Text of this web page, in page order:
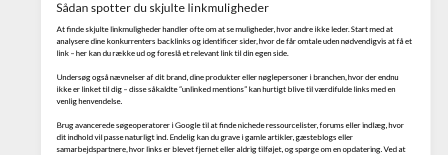
Sådan spotter du skjulte linkmuligheder
At finde skjulte linkmuligheder handler ofte om at se muligheder, hvor andre ikke leder. Start med at
analysere dine konkurrenters backlinks og identificer sider, hvor de får omtale uden nødvendigvis at få et
link – her kan du række ud og foreslå et relevant link til din egen side.
Undersøg også nævnelser af dit brand, dine produkter eller nøglepersoner i branchen, hvor der endnu
ikke er linket til dig – disse såkaldte “unlinked mentions” kan hurtigt blive til værdifulde links med en
venlig henvendelse.
Brug avancerede søgeoperatorer i Google til at finde nichede ressourcelister, forums eller indlæg, hvor
dit indhold vil passe naturligt ind. Endelig kan du grave i gamle artikler, gæsteblogs eller
samarbejdspartnere, hvor links er blevet fjernet eller aldrig tilføjet, og spørge om en opdatering. Ved at